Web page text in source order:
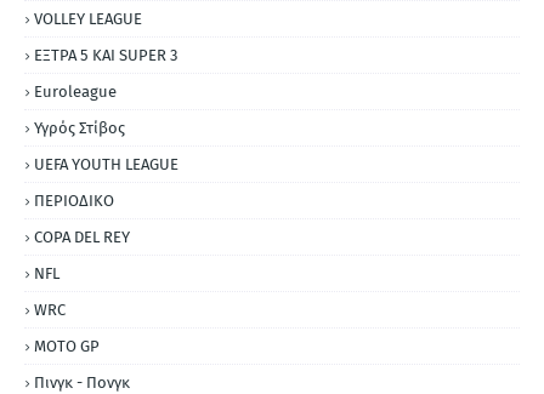
VOLLEY LEAGUE
ΕΞΤΡΑ 5 ΚΑΙ SUPER 3
Εuroleague
Υγρός Στίβος
UEFA YOUTH LEAGUE
ΠΕΡΙΟΔΙΚΟ
COPA DEL REY
NFL
WRC
MOTO GP
Πινγκ - Πονγκ